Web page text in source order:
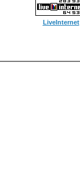
LiveInternet